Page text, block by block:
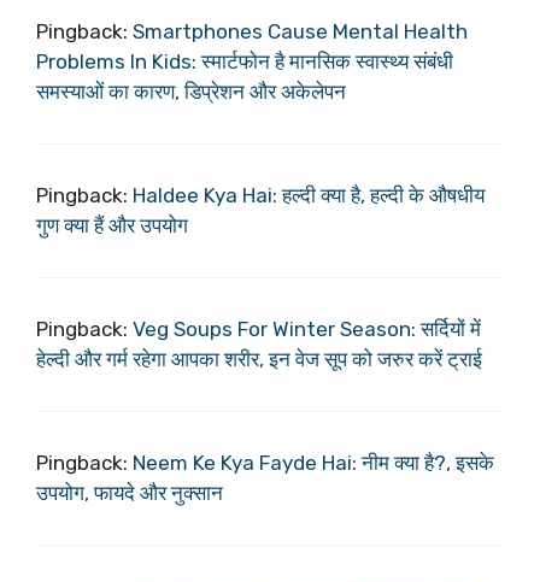
Pingback: Smartphones Cause Mental Health
Problems In Kids: स्मार्टफोन है मानसिक स्वास्थ्य संबंधी
समस्याओं का कारण, डिप्रेशन और अकेलेपन
Pingback: Haldee Kya Hai: हल्दी क्या है, हल्दी के औषधीय
गुण क्या हैं और उपयोग
Pingback: Veg Soups For Winter Season: सर्दियों में
हेल्दी और गर्म रहेगा आपका शरीर, इन वेज सूप को जरुर करें ट्राई
Pingback: Neem Ke Kya Fayde Hai: नीम क्या है?, इसके
उपयोग, फायदे और नुक्सान